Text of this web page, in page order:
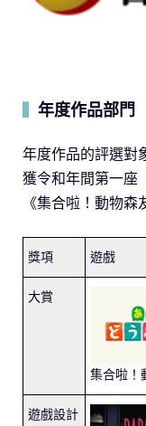
年度作品部門
年度作品的評選對
獲令和年間第一座
《集合啦！動物森
獎項 遊戲
大賞
集合啦！
遊戲設計